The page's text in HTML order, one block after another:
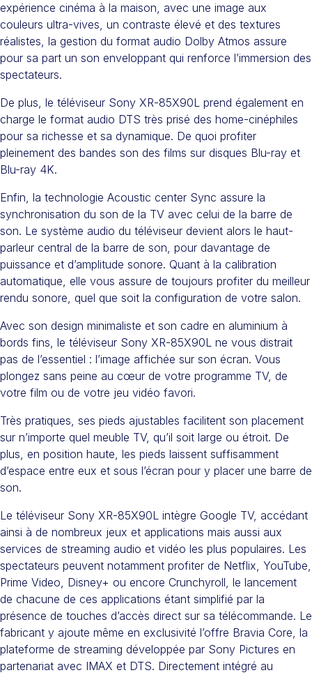
expérience cinéma à la maison, avec une image aux
couleurs ultra-vives, un contraste élevé et des textures
réalistes, la gestion du format audio Dolby Atmos assure
pour sa part un son enveloppant qui renforce l’immersion des
spectateurs.
De plus, le téléviseur Sony XR-85X90L prend également en
charge le format audio DTS très prisé des home-cinéphiles
pour sa richesse et sa dynamique. De quoi profiter
pleinement des bandes son des films sur disques Blu-ray et
Blu-ray 4K.
Enfin, la technologie Acoustic center Sync assure la
synchronisation du son de la TV avec celui de la barre de
son. Le système audio du téléviseur devient alors le haut-
parleur central de la barre de son, pour davantage de
puissance et d’amplitude sonore. Quant à la calibration
automatique, elle vous assure de toujours profiter du meilleur
rendu sonore, quel que soit la configuration de votre salon.
Avec son design minimaliste et son cadre en aluminium à
bords fins, le téléviseur Sony XR-85X90L ne vous distrait
pas de l’essentiel : l’image affichée sur son écran. Vous
plongez sans peine au cœur de votre programme TV, de
votre film ou de votre jeu vidéo favori.
Très pratiques, ses pieds ajustables facilitent son placement
sur n’importe quel meuble TV, qu’il soit large ou étroit. De
plus, en position haute, les pieds laissent suffisamment
d’espace entre eux et sous l’écran pour y placer une barre de
son.
Le téléviseur Sony XR-85X90L intègre Google TV, accédant
ainsi à de nombreux jeux et applications mais aussi aux
services de streaming audio et vidéo les plus populaires. Les
spectateurs peuvent notamment profiter de Netflix, YouTube,
Prime Video, Disney+ ou encore Crunchyroll, le lancement
de chacune de ces applications étant simplifié par la
présence de touches d’accès direct sur sa télécommande. Le
fabricant y ajoute même en exclusivité l’offre Bravia Core, la
plateforme de streaming développée par Sony Pictures en
partenariat avec IMAX et DTS. Directement intégré au